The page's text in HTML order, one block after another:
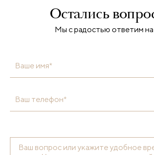
Остались
Мы с радостью ответим на
Ваше имя*
Ваш телефон*